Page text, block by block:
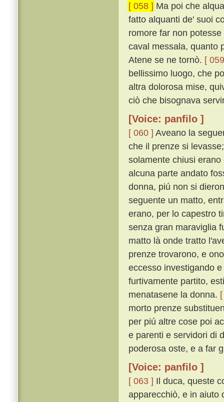
[ 058 ] Ma poi che
fatto alquanti de' suoi
romore far non
caval messala, quanto
Atene se ne tornò. [
bellissimo luogo, che
altra dolorosa mise,
ciò che bisognava
[Voice: panfilo ]
[ 060 ] Aveano la
che il prenze si
solamente chiusi
alcuna parte andato
donna, piú non si
seguente un matto,
erano, per lo capestro
senza gran maraviglia
matto là onde tratto
prenze trovarono, e
eccesso investigando
furtivamente partito,
menatasene la donna.
morto prenze
per piú altre cose poi
e parenti e servidori di
poderosa oste, e a far
[Voice: panfilo ]
[ 063 ] Il duca, queste
apparecchiò, e in aiuto